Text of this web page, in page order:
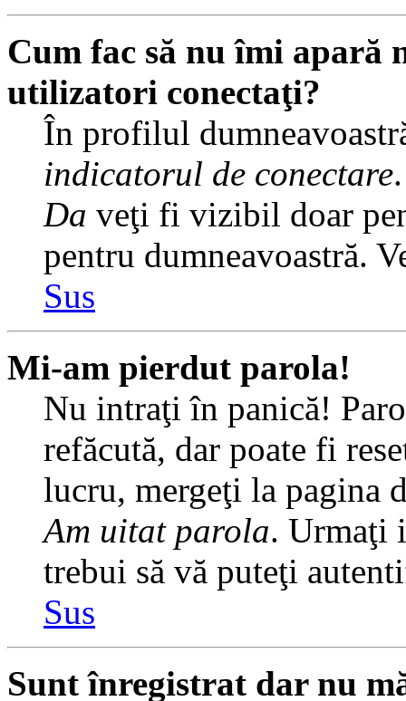
Cum fac să nu îmi apară
utilizatori conectaţi?
În profilul
indicatorul de conectare
Da veţi fi vizibil doar
pentru dumneavoastră.
Sus
Mi-am pierdut parola!
Nu intraţi în panică!
refăcută, dar poate fi
lucru, mergeţi la pagina
Am uitat parola. Urmaţi
trebui să vă puteţi
Sus
Sunt înregistrat dar nu